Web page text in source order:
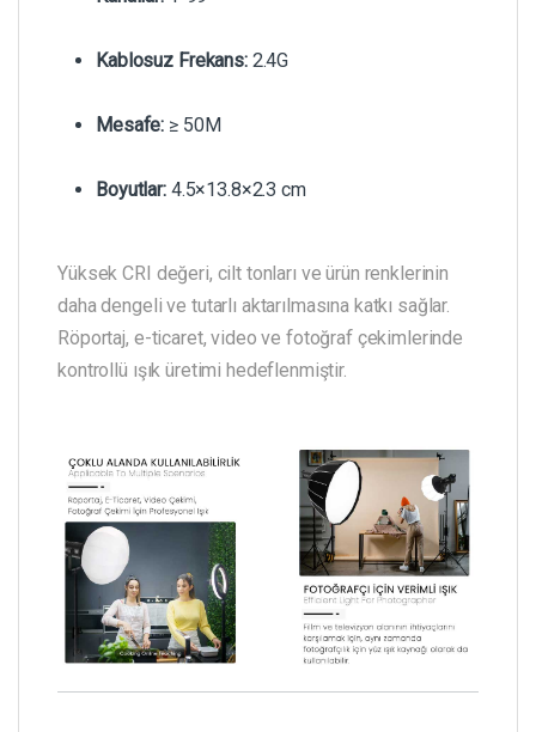
Kablosuz Frekans:2.4G
Mesafe: ≥ 50M
Boyutlar:4.5×13.8×2.3 cm
Yüksek CRI değeri, cilt tonları ve ürün renklerinin
daha dengeli ve tutarlı aktarılmasına katkı sağlar.
Röportaj, e-ticaret, video ve fotoğraf çekimlerinde
kontrollü ışık üretimi hedeflenmiştir.